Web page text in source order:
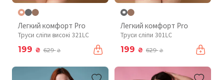
Легкий комфорт Pro
Труси сліпи високі 321LC
199 ₴ 629₴
Легкий комфорт Pro
Труси сліпи 301LC
199 ₴ 629₴